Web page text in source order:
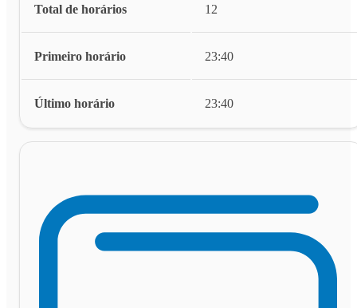
Total de horários 12
Primeiro horário 23:40
Último horário 23:40